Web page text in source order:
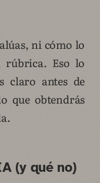
ni cómo lo
rúbrica. Eso lo
claro antes de
que obtendrás
(y qué no)